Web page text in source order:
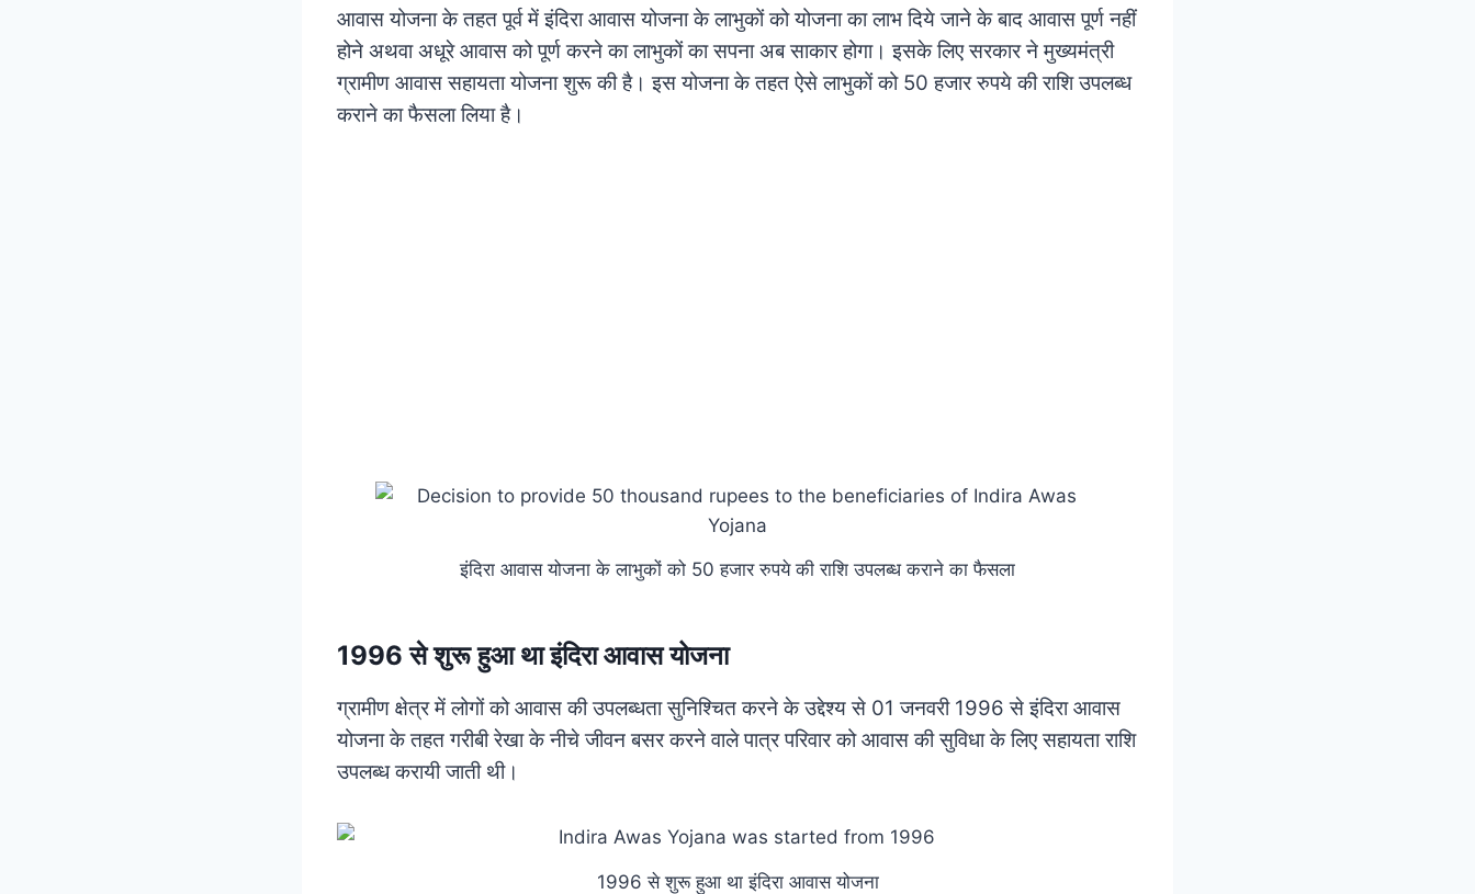
आवास योजना के तहत पूर्व में इंदिरा आवास योजना के लाभुकों को योजना का लाभ दिये जाने के बाद आवास पूर्ण नहीं
होने अथवा अधूरे आवास को पूर्ण करने का लाभुकों का सपना अब साकार होगा। इसके लिए सरकार ने मुख्यमंत्री
ग्रामीण आवास सहायता योजना शुरू की है। इस योजना के तहत ऐसे लाभुकों को 50 हजार रुपये की राशि उपलब्ध
कराने का फैसला लिया है।
इंदिरा आवास योजना के लाभुकों को 50 हजार रुपये की राशि उपलब्ध कराने का फैसला
1996 से शुरू हुआ था इंदिरा आवास योजना
ग्रामीण क्षेत्र में लोगों को आवास की उपलब्धता सुनिश्चित करने के उद्देश्य से 01 जनवरी 1996 से इंदिरा आवास
योजना के तहत गरीबी रेखा के नीचे जीवन बसर करने वाले पात्र परिवार को आवास की सुविधा के लिए सहायता राशि
उपलब्ध करायी जाती थी।
1996 से शुरू हुआ था इंदिरा आवास योजना